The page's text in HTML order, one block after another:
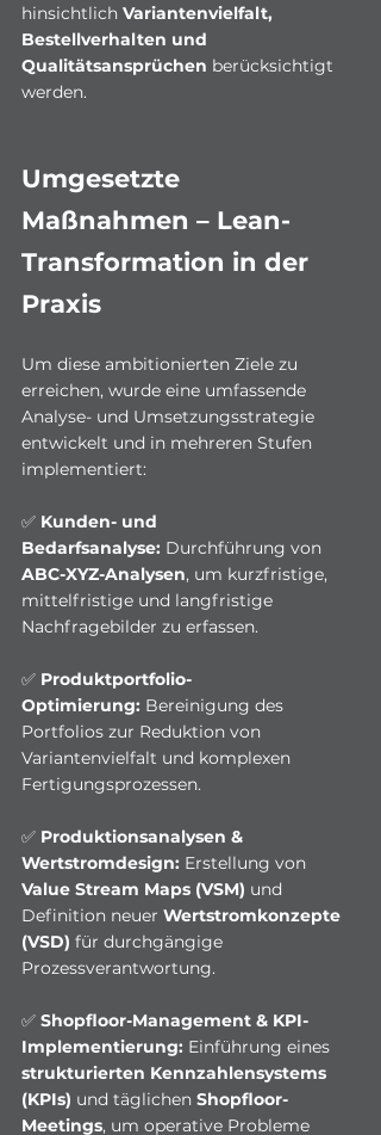
hinsichtlich Variantenvielfalt,
Bestellverhalten und
Qualitätsansprüchen berücksichtigt
werden.
Umgesetzte
Maßnahmen – Lean-
Transformation in der
Praxis
Um diese ambitionierten Ziele zu
erreichen, wurde eine umfassende
Analyse- und Umsetzungsstrategie
entwickelt und in mehreren Stufen
implementiert:
✅ Kunden- und
Bedarfsanalyse: Durchführung von
ABC-XYZ-Analysen, um kurzfristige,
mittelfristige und langfristige
Nachfragebilder zu erfassen.
✅ Produktportfolio-
Optimierung: Bereinigung des
Portfolios zur Reduktion von
Variantenvielfalt und komplexen
Fertigungsprozessen.
✅ Produktionsanalysen &
Wertstromdesign: Erstellung von
Value Stream Maps (VSM) und
Definition neuer Wertstromkonzepte
(VSD) für durchgängige
Prozessverantwortung.
✅ Shopfloor-Management & KPI-
Implementierung: Einführung eines
strukturierten Kennzahlensystems
(KPIs) und täglichen Shopfloor-
Meetings, um operative Probleme